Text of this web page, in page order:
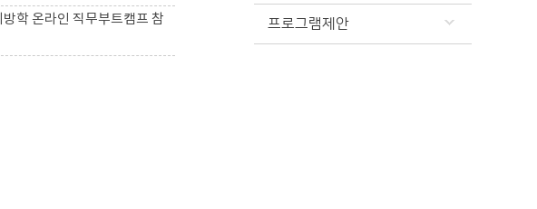
프로그램제안
학 온라인 직무부트캠프 참